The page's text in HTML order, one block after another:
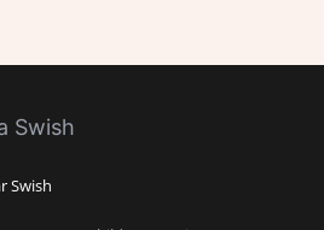
Swish